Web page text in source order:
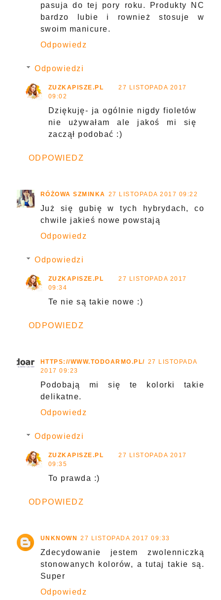
pasuja do tej pory roku. Produkty NC
bardzo lubie i rownież stosuje w
swoim manicure.
Odpowiedz
Odpowiedzi
ZUZKAPISZE.PL
27 LISTOPADA 2017
09:02
Dziękuję- ja ogólnie nigdy fioletów
nie używałam ale jakoś mi się
zaczął podobać :)
ODPOWIEDZ
RÓŻOWA SZMINKA 27 LISTOPADA 2017 09:22
Już się gubię w tych hybrydach, co
chwile jakieś nowe powstają
Odpowiedz
Odpowiedzi
ZUZKAPISZE.PL
27 LISTOPADA 2017
09:34
Te nie są takie nowe :)
ODPOWIEDZ
HTTPS://WWW.TODOARMO.PL/ 27 LISTOPADA
2017 09:23
Podobają mi się te kolorki takie
delikatne.
Odpowiedz
Odpowiedzi
ZUZKAPISZE.PL
27 LISTOPADA 2017
09:35
To prawda :)
ODPOWIEDZ
UNKNOWN 27 LISTOPADA 2017 09:33
Zdecydowanie jestem zwolenniczką
stonowanych kolorów, a tutaj takie są.
Super
Odpowiedz